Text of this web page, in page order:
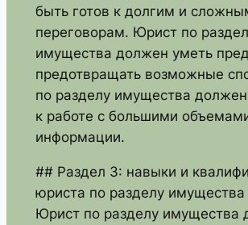
быть готов к долгим и
переговорам. Юрист по
имущества должен уметь
предотвращать возможные
по разделу имущества должен
к работе с большими
информации.
## Раздел 3: навыки и
юриста по разделу имущества
Юрист по разделу имущества